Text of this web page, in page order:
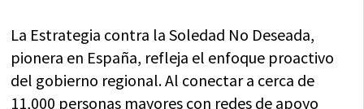
La Estrategia contra la Soledad No Deseada,
pionera en España, refleja el enfoque proactivo
del gobierno regional. Al conectar a cerca de
11,000 personas mayores con redes de apoyo